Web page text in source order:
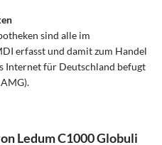
sind alle im
erfasst und damit zum Handel
Internet für Deutschland befugt
Ledum C1000 Globuli